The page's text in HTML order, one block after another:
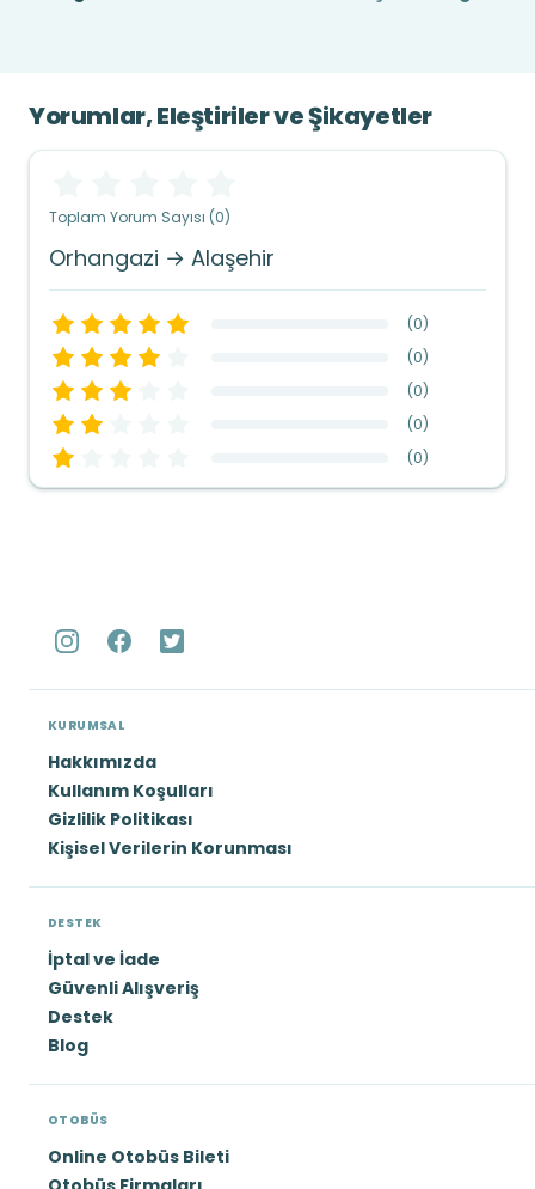
Yorumlar, Eleştiriler ve Şikayetler
Toplam Yorum Sayısı (0)
Orhangazi → Alaşehir
(0)
(0)
(0)
(0)
(0)
KURUMSAL
Hakkımızda
Kullanım Koşulları
Gizlilik Politikası
Kişisel Verilerin Korunması
DESTEK
İptal ve İade
Güvenli Alışveriş
Destek
Blog
OTOBÜS
Online Otobüs Bileti